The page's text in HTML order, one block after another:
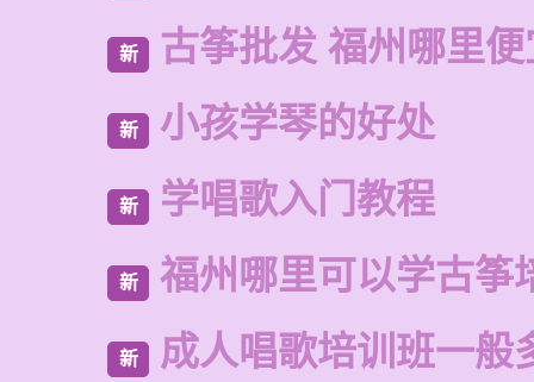
新 古筝批发 福州哪里
新 小孩学琴的好处
新 学唱歌入门教程
新 福州哪里可以学古筝
新 成人唱歌培训班一般